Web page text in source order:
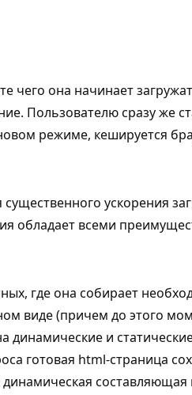
чего она начинает
Пользователю сразу же
режиме, кешируется
ускорения
обладает всеми
где она собирает
виде (причем до этого
и
готовая html-страница
составляющая